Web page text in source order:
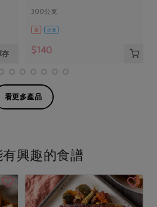
存
300公克
葷 冷凍
$140
看更多產品
興趣的食譜